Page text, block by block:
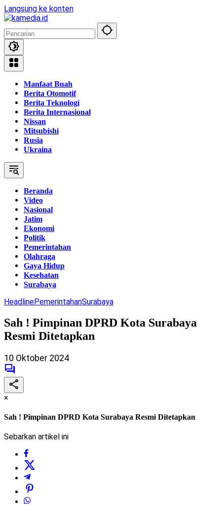
Langsung ke konten
Manfaat Buah
Berita Otomotif
Berita Teknologi
Berita Internasional
Nissan
Mitsubishi
Rusia
Ukraina
Beranda
Video
Nasional
Jatim
Ekonomi
Politik
Pemerintahan
Olahraga
Gaya Hidup
Kesehatan
Surabaya
HeadlinePemerintahanSurabaya
Sah ! Pimpinan DPRD Kota Surabaya
Resmi Ditetapkan
10 Oktober 2024
×
Sah ! Pimpinan DPRD Kota Surabaya Resmi Ditetapkan
Sebarkan artikel ini